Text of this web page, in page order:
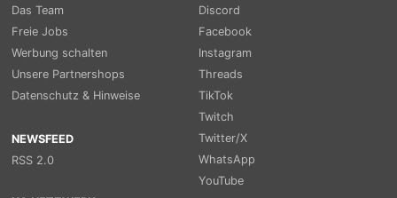
Das Team
Freie Jobs
Werbung schalten
Unsere Partnershops
Datenschutz & Hinweise
NEWSFEED
RSS 2.0
Discord
Facebook
Instagram
Threads
TikTok
Twitch
Twitter/X
WhatsApp
YouTube